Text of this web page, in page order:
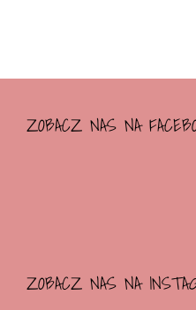
ZOBACZ NAS NA
ZOBACZ NAS NA